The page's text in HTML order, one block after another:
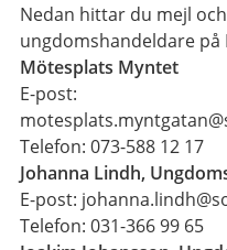
Nedan hittar du mejl
ungdomshandeldare
Mötesplats Myntet
E-post:
Telefon: 073-588 12 17
Johanna Lindh,
E-post:
Telefon: 031-366 99 65